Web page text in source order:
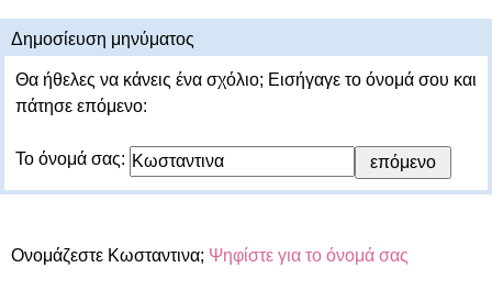
Δημοσίευση μηνύματος
Θα ήθελες να κάνεις ένα σχόλιο; Εισήγαγε το όνομά σου και
πάτησε επόμενο:
Το όνομά σας:
Ονομάζεστε Κωσταντινα; Ψηφίστε για το όνομά σας